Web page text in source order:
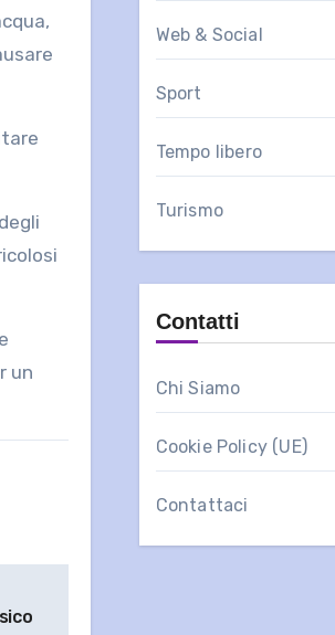
un
Web & Social
Sport
Tempo libero
Turismo
Contatti
Chi Siamo
Cookie Policy (UE)
Contattaci